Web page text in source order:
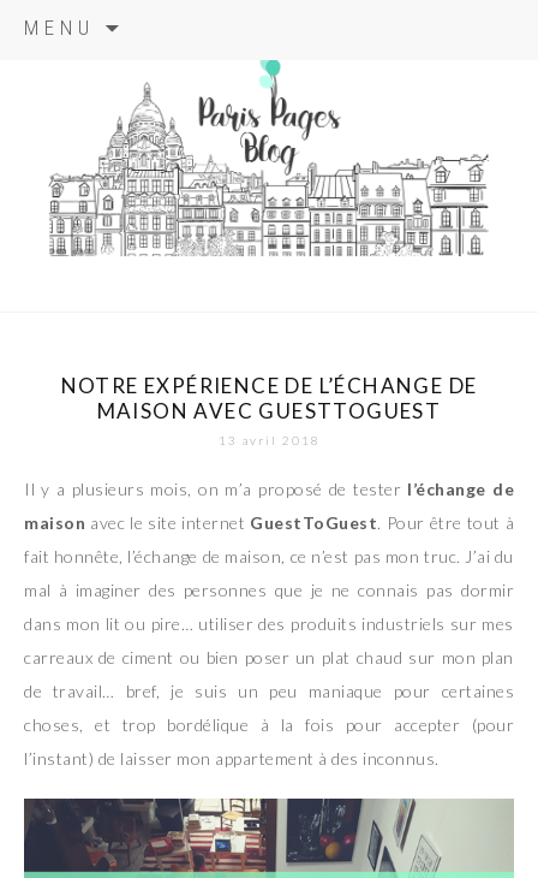
MENU
principal
paris pages
blog
NOTRE EXPÉRIENCE DE L’ÉCHANGE DE
MAISON AVEC GUESTTOGUEST
13 avril 2018
Il y a plusieurs mois, on m’a proposé de tester l’échange de
maison avec le site internet GuestToGuest. Pour être tout à
fait honnête, l’échange de maison, ce n’est pas mon truc. J’ai du
mal à imaginer des personnes que je ne connais pas dormir
dans mon lit ou pire… utiliser des produits industriels sur mes
carreaux de ciment ou bien poser un plat chaud sur mon plan
de travail… bref, je suis un peu maniaque pour certaines
choses, et trop bordélique à la fois pour accepter (pour
l’instant) de laisser mon appartement à des inconnus.